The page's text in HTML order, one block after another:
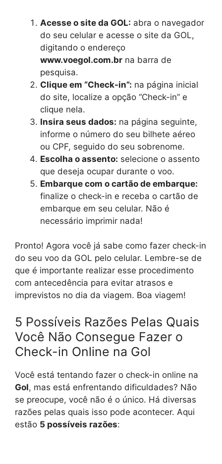
Acesse o site da GOL: abra o navegador
do seu celular e acesse o site da GOL,
digitando o endereço
www.voegol.com.br na barra de
pesquisa.
Clique em “Check-in”: na página inicial
do site, localize a opção “Check-in” e
clique nela.
Insira seus dados: na página seguinte,
informe o número do seu bilhete aéreo
ou CPF, seguido do seu sobrenome.
Escolha o assento: selecione o assento
que deseja ocupar durante o voo.
Embarque com o cartão de embarque:
finalize o check-in e receba o cartão de
embarque em seu celular. Não é
necessário imprimir nada!
Pronto! Agora você já sabe como fazer check-in
do seu voo da GOL pelo celular. Lembre-se de
que é importante realizar esse procedimento
com antecedência para evitar atrasos e
imprevistos no dia da viagem. Boa viagem!
5 Possíveis Razões Pelas Quais
Você Não Consegue Fazer o
Check-in Online na Gol
Você está tentando fazer o check-in online na
Gol, mas está enfrentando dificuldades? Não
se preocupe, você não é o único. Há diversas
razões pelas quais isso pode acontecer. Aqui
estão 5 possíveis razões: